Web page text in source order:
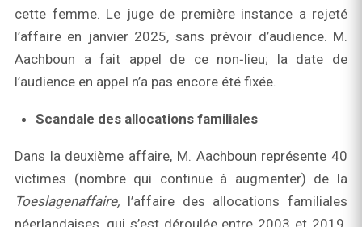
cette femme. Le juge de première instance a rejeté
l’affaire en janvier 2025, sans prévoir d’audience. M.
Aachboun a fait appel de ce non‑lieu; la date de
l’audience en appel n’a pas encore été fixée.
Scandale des allocations familiales
Dans la deuxième affaire, M. Aachboun représente 40
victimes (nombre qui continue à augmenter) de la
Toeslagenaffaire, l’affaire des allocations familiales
néerlandaises, qui s’est déroulée entre 2003 et 2019.